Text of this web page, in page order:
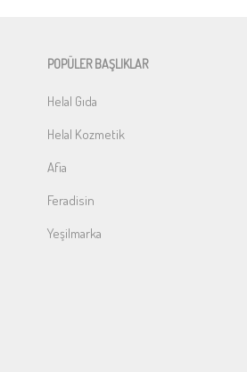
POPÜLER BAŞLIKLAR
Helal Gıda
Helal Kozmetik
Afia
Feradisin
Yeşilmarka